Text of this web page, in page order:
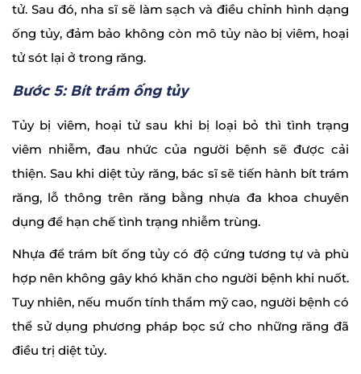
tử. Sau đó, nha sĩ sẽ làm sạch và điều chỉnh hình dạng
ống tủy, đảm bảo không còn mô tủy nào bị viêm, hoại
tử sót lại ở trong răng.
Bước 5: Bít trám ống tủy
Tủy bị viêm, hoại tử sau khi bị loại bỏ thì tình trạng
viêm nhiễm, đau nhức của người bệnh sẽ được cải
thiện. Sau khi diệt tủy răng, bác sĩ sẽ tiến hành bít trám
răng, lỗ thông trên răng bằng nhựa đa khoa chuyên
dụng để hạn chế tình trạng nhiễm trùng.
Nhựa để trám bít ống tủy có độ cứng tương tự và phù
hợp nên không gây khó khăn cho người bệnh khi nuốt.
Tuy nhiên, nếu muốn tính thẩm mỹ cao, người bệnh có
thể sử dụng phương pháp bọc sứ cho những răng đã
điều trị diệt tủy.